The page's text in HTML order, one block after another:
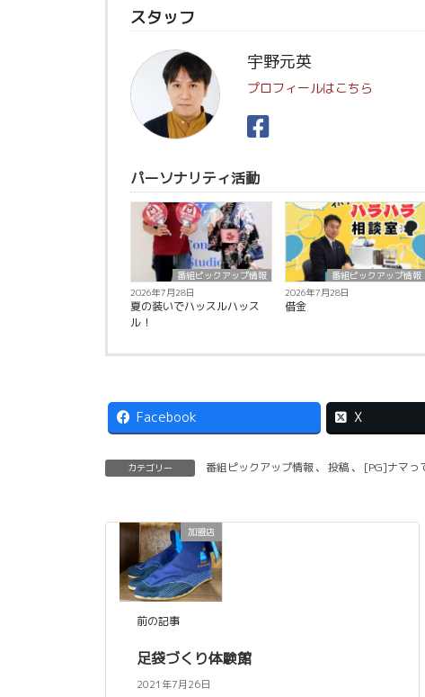
スタッフ
宇野元英
プロフィールはこちら
パーソナリティ活動
番組ピックアップ情報
2026年7月28日
夏の装いでハッスルハッス
ル！
番組ピックアップ情報
2026年7月28日
借金
Facebook X
カテゴリー 番組ピックアップ情報、 投稿 、 [PG]ナマっ
加盟店
前の記事
足袋づくり体験館
2021年7月26日